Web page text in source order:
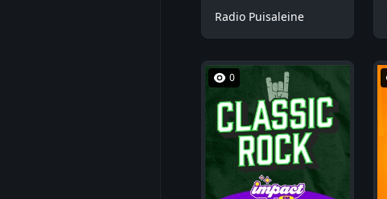
Radio Puisaleine
0